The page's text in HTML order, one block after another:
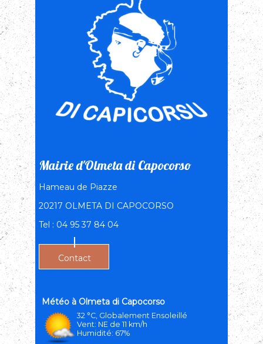
Mairie d'Olmeta di Capocorso
Hameau de Piazze
20217 OLMETA DI CAPOCORSO
Tel : 04 95 37 84 04
Contact
Olmeta di Capocorso
32 °C, Globalement Ensoleillé
Vent: NE de 11 km/h
Humidité: 67%